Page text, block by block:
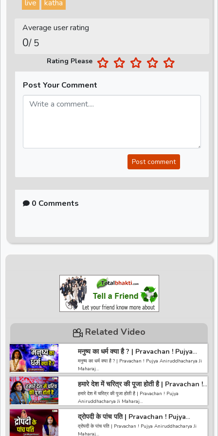
live katha
Average user rating
0/ 5
Rating Please
Post Your Comment
Post comment
0 Comments
Related Video
मनुष्य का धर्म क्या है ? | Pravachan ! Pujya
Aniruddhacharya Ji Maharaj
मनुष्य का धर्म क्या है ? | Pravachan ! Pujya Aniruddhacharya Ji
Maharaj
~~~~~~~~~~~~~~~~~~~~~~~~~~~~~~~~~~~~~~~~~~~~
~~~~~~~~
अगर आपको हमारी वीडियो अच्छी लगी तो हमारे चैनल को सब्सक्राइब करना
ना भूले और वीडियो को लाइक करे कमेंट करे और शेयर करे.
https://bit.ly/2HNBbHd
------------------------------------------------------------------
-----------------------------------------
हमारे देश में चरित्र की पूजा होती है | Pravachan !
Pujya Aniruddhacharya Ji Maharaj
हमारे देश में चरित्र की पूजा होती है | Pravachan ! Pujya
Aniruddhacharya Ji Maharaj
~~~~~~~~~~~~~~~~~~~~~~~~~~~~~~~~~~~~~~~~~~~~
~~~~~~~~
अगर आपको हमारी वीडियो अच्छी लगी तो हमारे चैनल को सब्सक्राइब करना
द्रोपदी के पांच पति | Pravachan ! Pujya
Aniruddhacharya Ji Maharaj
द्रोपदी के पांच पति | Pravachan ! Pujya Aniruddhacharya Ji
Maharaj